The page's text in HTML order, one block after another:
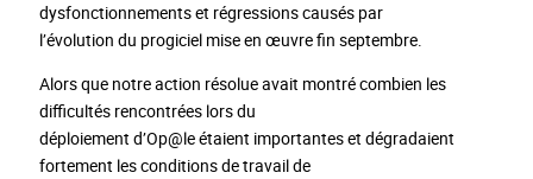
dysfonctionnements et régressions causés par
l’évolution du progiciel mise en œuvre fin septembre.
Alors que notre action résolue avait montré combien les
difficultés rencontrées lors du
déploiement d’Op@le étaient importantes et dégradaient
fortement les conditions de travail de